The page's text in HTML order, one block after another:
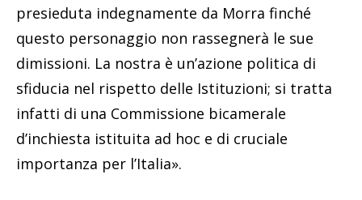
presieduta indegnamente da Morra finché
questo personaggio non rassegnerà le sue
dimissioni. La nostra è un’azione politica di
sfiducia nel rispetto delle Istituzioni; si tratta
infatti di una Commissione bicamerale
d’inchiesta istituita ad hoc e di cruciale
importanza per l’Italia».